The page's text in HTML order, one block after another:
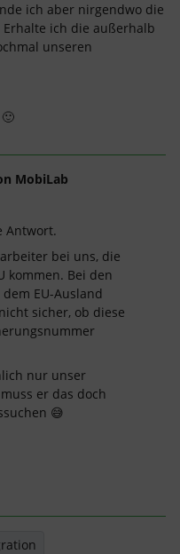
ich aber nirgendwo die
Erhalte ich die außerhalb
unseren
MobiLab
Antwort.
bei uns, die
kommen. Bei den
EU-Ausland
sicher, ob diese
nur unser
er das doch
😅